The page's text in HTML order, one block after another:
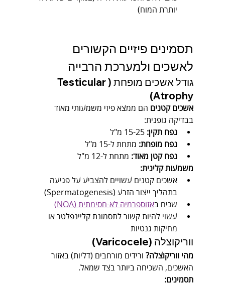
יותרת המוח)
תסמינים פיזיים הקשורים
לאשכים ולמערכת הרבייה
גודל אשכים מופחת (Testicular
Atrophy)
אשכים קטנים הם ממצא פיזי משמעותי מאוד
בבדיקה גופנית:
נפח תקין:
נפח מופחת: מתחת ל-15 מ"ל
נפח קטן מאוד: מתחת ל-12 מ"ל
משמעות קלינית:
אשכים קטנים עשויים להצביע על פגיעה
בתהליך ייצור הזרע (Spermatogenesis)
שכיח באזוספרמיה לא-חסימתית (NOA)
עשוי להיות קשור לתסמונת קליינפלטר או
מחיקות גנטיות
ווריקוצלה (Varicocele)
מהי ווריקוצלה? ורידים מורחבים (דליות) באזור
האשכים, השכיחה ביותר בצד שמאל.
תסמינים: